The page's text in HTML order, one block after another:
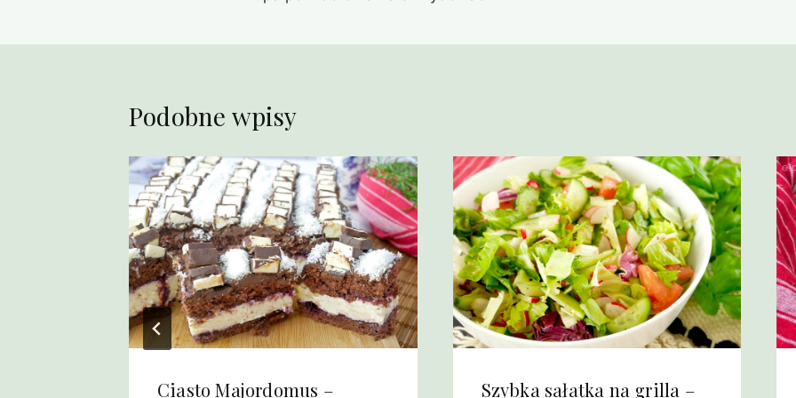
wpisu
Podobne wpisy
Ciasto Majordomus – Szybka sałatka na grilla –